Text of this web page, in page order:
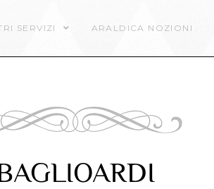
SERVIZI ARALDICA NOZIONI